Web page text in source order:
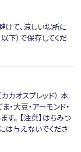
けて、涼しい場所に
下）で保存してくだ
カオスプレッド） 本
・大豆・アーモンド・
す。 【注意】はちみつ
は与えないでくださ